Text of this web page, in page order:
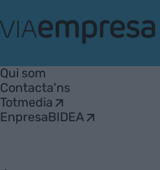
Empresa
Qui som
Contacta'ns
Totmedia
EnpresaBIDEA